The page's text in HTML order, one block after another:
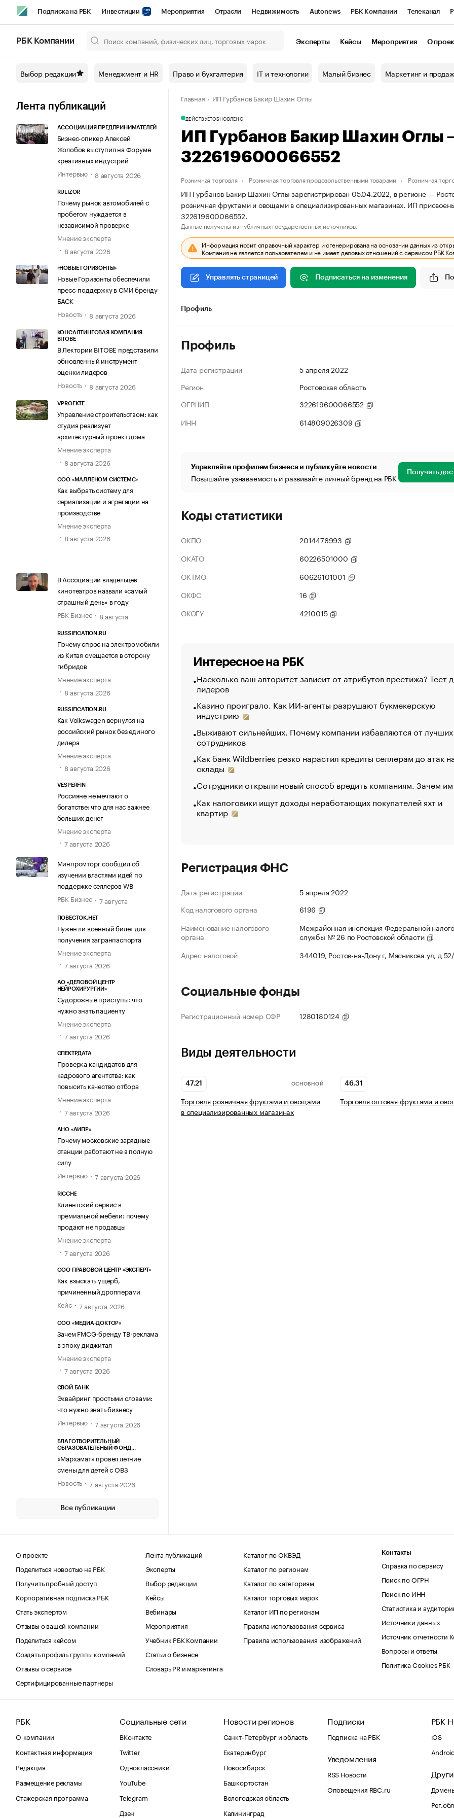
Подписка на РБК Инвестиции Мероприятия Отрасли Недвижимость Autonews РБК Компании Телеканал
Спецпроекты СПб Конференции СПб Спецпроекты Проверка контрагентов
Технологии и медиа Рынок наличной валюты
РБК Компании Эксперты Кейсы Мероприятия О
Выбор редакции Менеджмент и HR Право и бухгалтерия IT и технологии Малый бизнес Маркетинг и
Лента публикаций
АССОЦИАЦИЯ ПРЕДПРИНИМАТЕЛЕЙ
Бизнес-спикер Алексей
Жолобов выступил на Форуме
креативных индустрий
Интервью
8 августа 2026
RULIZOR
Почему рынок автомобилей с
пробегом нуждается в
независимой проверке
Мнение эксперта
8 августа 2026
«НОВЫЕ ГОРИЗОНТЫ»
Новые Горизонты обеспечили
пресс-поддержку в СМИ бренду
БАСК
Новость
8 августа 2026
КОНСАЛТИНГОВАЯ КОМПАНИЯ
BITOBE
В Лектории BITOBE представили
обновленный инструмент
оценки лидеров
Новость
8 августа 2026
VPROEKTE
Управление строительством: как
студия реализует
архитектурный проект дома
Мнение эксперта
8 августа 2026
ООО «МАЛЛЕНОМ СИСТЕМС»
Как выбрать систему для
сериализации и агрегации на
производстве
Мнение эксперта
8 августа 2026
В Ассоциации владельцев
кинотеатров назвали «самый
страшный день» в году
РБК Бизнес
8 августа
RUSSIFICATION.RU
Почему спрос на электромобили
из Китая смещается в сторону
гибридов
Мнение эксперта
8 августа 2026
RUSSIFICATION.RU
Как Volkswagen вернулся на
российский рынок без единого
дилера
Мнение эксперта
8 августа 2026
VESPERFIN
Россияне не мечтают о
богатстве: что для нас важнее
больших денег
Мнение эксперта
7 августа 2026
Минпромторг сообщил об
изучении властями идей по
поддержке селлеров WB
РБК Бизнес
7 августа
ПОВЕСТОК.НЕТ
Нужен ли военный билет для
получения загранпаспорта
Мнение эксперта
7 августа 2026
АО «ДЕЛОВОЙ ЦЕНТР
НЕЙРОХИРУРГИИ»
Судорожные приступы: что
нужно знать пациенту
Мнение эксперта
7 августа 2026
СПЕКТРДАТА
Проверка кандидатов для
кадрового агентства: как
повысить качество отбора
Мнение эксперта
7 августа 2026
АНО «АИПР»
Почему московские зарядные
станции работают не в полную
силу
Интервью
7 августа 2026
RICCHE
Клиентский сервис в
премиальной мебели: почему
продают не продавцы
Мнение эксперта
7 августа 2026
ООО ПРАВОВОЙ ЦЕНТР «ЭКСПЕРТ»
Как взыскать ущерб,
причиненный дропперами
Кейс
7 августа 2026
ООО «МЕДИА-ДОКТОР»
Зачем FMCG-бренду ТВ-реклама
в эпоху диджитал
Мнение эксперта
7 августа 2026
СВОЙ БАНК
Эквайринг простыми словами:
что нужно знать бизнесу
Интервью
7 августа 2026
БЛАГОТВОРИТЕЛЬНЫЙ
ОБРАЗОВАТЕЛЬНЫЙ ФОНД
«Мархамат» провел летние
смены для детей с ОВЗ
Новость
7 августа 2026
Все публикации
Главная ИП Гурбанов Бакир Шахин Оглы
ДЕЙСТВУЕТОБНОВЛЕНО
ИП Гурбанов Бакир Шахин
322619600066552
Розничная торговля Розничная торговля продовольственными товарами Розничная
ИП Гурбанов Бакир Шахин Оглы зарегистрирован 05.04.2022, в регионе —
розничная фруктами и овощами в специализированных магазинах. ИП
322619600066552.
Данные получены из публичных государственных источников.
Информация носит справочный характер и сгенерирована на основании данных из
Компания не является пользователем и не имеет деловых отношений с сервисом РБК
Управлять страницей Подписаться на изменения
Профиль
Профиль
Дата регистрации
5 апреля 2022
Регион
Ростовская область
ОГРНИП
322619600066552
ИНН
614809026309
Управляйте профилем бизнеса и публикуйте новости
Повышайте узнаваемость и развивайте личный бренд на РБК Получить
Коды статистики
ОКПО
2014476993
ОКАТО
60226501000
ОКТМО
60626101001
ОКФС
16
ОКОГУ
4210015
Интересное на РБК
Насколько ваш авторитет зависит от атрибутов престижа? Тест
лидеров
Казино проиграло. Как ИИ-агенты разрушают букмекерскую
индустрию
Выживают сильнейших. Почему компании избавляются от лучших
сотрудников
Как банк Wildberries резко нарастил кредиты селлерам до атак
склады
Сотрудники открыли новый способ вредить компаниям. Зачем
Как налоговики ищут доходы неработающих покупателей яхт и
квартир
Регистрация ФНС
Дата регистрации
5 апреля 2022
Код налогового органа
6196
Наименование налогового
органа
Межрайонная инспекция Федеральной
службы № 26 по Ростовской области
Адрес налоговой
344019, Ростов-на-Дону г, Мясникова ул, д
Социальные фонды
Регистрационный номер СФР 1280180124
Виды деятельности
47.21 ОСНОВНОЙ
Торговля розничная фруктами и овощами
в специализированных магазинах
46.31
Торговля оптовая фруктами и
О проекте
Поделиться новостью на РБК
Получить пробный доступ
Корпоративная подписка РБК
Стать экспертом
Отзывы о вашей компании
Поделиться кейсом
Создать профиль группы компаний
Отзывы о сервисе
Сертифицированные партнеры
Лента публикаций
Эксперты
Выбор редакции
Кейсы
Вебинары
Мероприятия
Учебник РБК Компании
Статьи о бизнесе
Словарь PR и маркетинга
Каталог по ОКВЭД
Каталог по регионам
Каталог по категориям
Каталог торговых марок
Каталог ИП по регионам
Правила использования сервиса
Правила использования изображений
Контакты
Справка по сервису
Поиск по ОГРН
Поиск по ИНН
Статистика и
Источники данных
Источник отчетности
Вопросы и ответы
Политика Cookies РБК
РБК
О компании
Контактная информация
Редакция
Размещение рекламы
Стажерская программа
Социальные сети
ВКонтакте
Twitter
Одноклассники
YouTube
Telegram
Дзен
Новости регионов
Санкт-Петербург и область
Екатеринбург
Новосибирск
Башкортостан
Вологодская область
Калининград
Подписки
Подписка на РБК
Уведомления
RSS Новости
Оповещения RBC.ru
РБК
iOS